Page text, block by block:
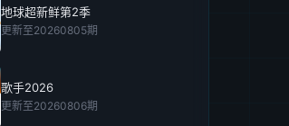
地球超新鲜第2季
更新至20260805期
歌手2026
更新至20260806期